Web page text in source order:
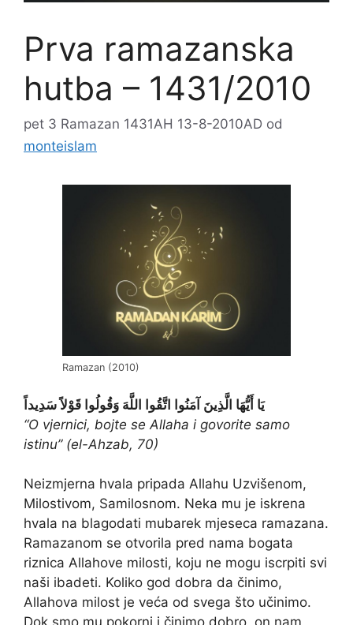
Prva ramazanska
hutba – 1431/2010
pet 3 Ramazan 1431AH 13-8-2010AD od
monteislam
Ramazan (2010)
يَا أَيُّهَا الَّذِينَ آمَنُوا اتَّقُوا اللَّهَ وَقُولُوا قَوْلاً سَدِيداً
“O vjernici, bojte se Allaha i govorite samo
istinu” (el-Ahzab, 70)
Neizmjerna hvala pripada Allahu Uzvišenom,
Milostivom, Samilosnom. Neka mu je iskrena
hvala na blagodati mubarek mjeseca ramazana.
Ramazanom se otvorila pred nama bogata
riznica Allahove milosti, koju ne mogu iscrpiti svi
naši ibadeti. Koliko god dobra da činimo,
Allahova milost je veća od svega što učinimo.